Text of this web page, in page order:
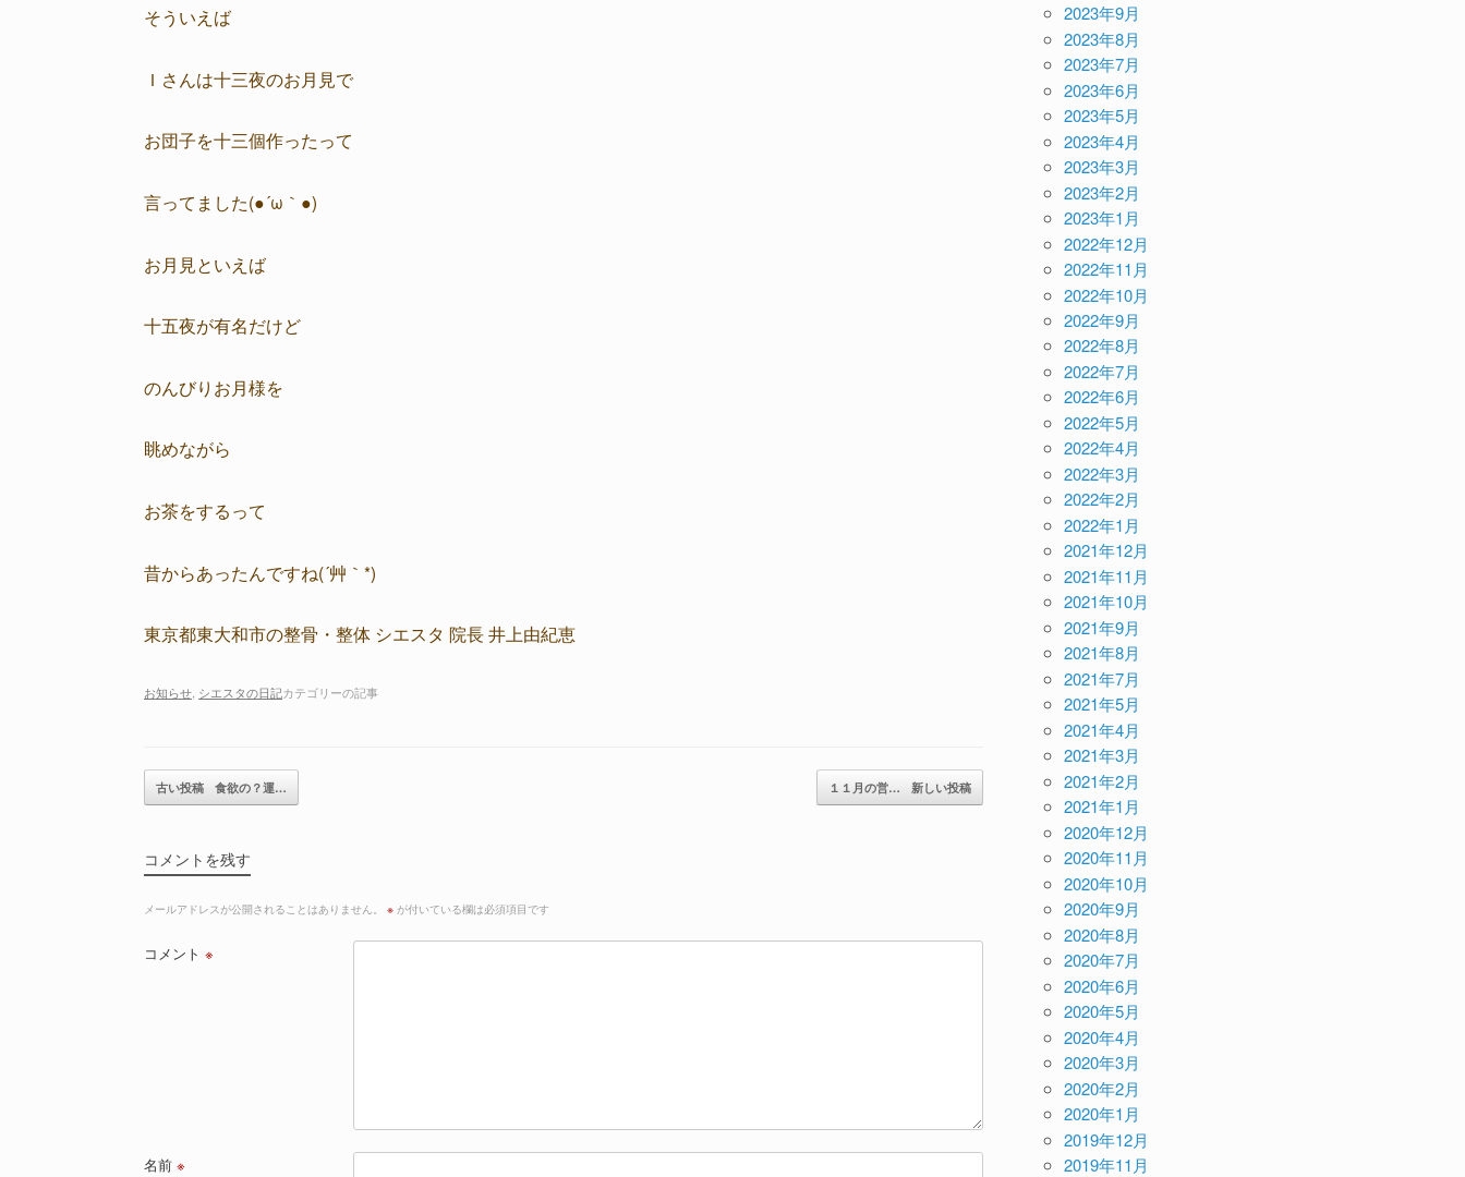
そういえば
Ｉさんは十三夜のお月見で
お団子を十三個作ったって
言ってました(●´ω｀●)
お月見といえば
十五夜が有名だけど
のんびりお月様を
眺めながら
お茶をするって
昔からあったんですね(´艸｀*)
東京都東大和市の整骨・整体 シエスタ 院長 井上由紀恵
お知らせ シエスタの日記カテゴリーの記事
記事のナビゲーション
古い投稿 食欲の？運… １１月の営… 新しい投稿
コメントを残す
メールアドレスが公開されることはありません。 ※ が付いている欄は必須項目です
コメント ※
名前 ※
2023年9月
2023年8月
2023年7月
2023年6月
2023年5月
2023年4月
2023年3月
2023年2月
2023年1月
2022年12月
2022年11月
2022年10月
2022年9月
2022年8月
2022年7月
2022年6月
2022年5月
2022年4月
2022年3月
2022年2月
2022年1月
2021年12月
2021年11月
2021年10月
2021年9月
2021年8月
2021年7月
2021年5月
2021年4月
2021年3月
2021年2月
2021年1月
2020年12月
2020年11月
2020年10月
2020年9月
2020年8月
2020年7月
2020年6月
2020年5月
2020年4月
2020年3月
2020年2月
2020年1月
2019年12月
2019年11月